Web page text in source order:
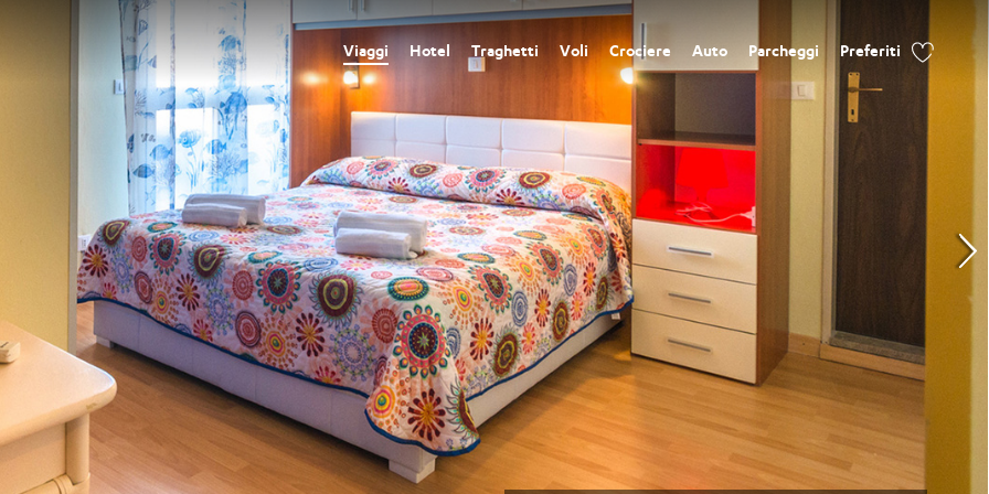
Viaggi Hotel Traghetti Voli Crociere Auto Parcheggi Preferiti